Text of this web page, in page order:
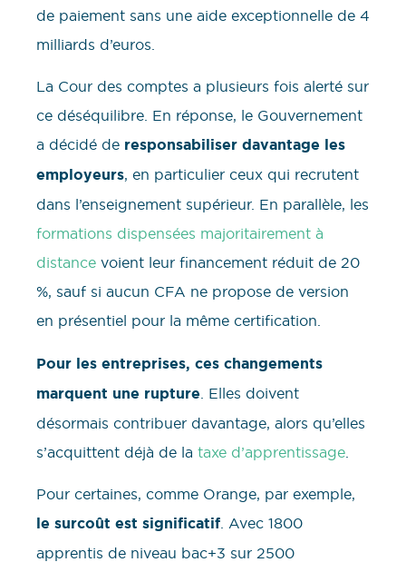
de paiement sans une aide exceptionnelle de 4
milliards d’euros.
La Cour des comptes a plusieurs fois alerté sur
ce déséquilibre. En réponse, le Gouvernement
a décidé de responsabiliser davantage les
employeurs, en particulier ceux qui recrutent
dans l’enseignement supérieur. En parallèle, les
formations dispensées majoritairement à
distance voient leur financement réduit de 20
%, sauf si aucun CFA ne propose de version
en présentiel pour la même certification.
Pour les entreprises, ces changements
marquent une rupture . Elles doivent
désormais contribuer davantage, alors qu’elles
s’acquittent déjà de la taxe d’apprentissage
Pour certaines, comme Orange, par exemple,
le surcoût est significatif. Avec 1800
apprentis de niveau bac+3 sur 2500